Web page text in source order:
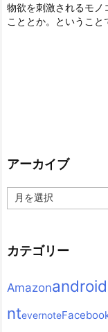
物欲を刺激されるモノ
こととか。ということ
アーカイブ
ー
ブ
カテゴリー
Amazonandroid
ntevernote